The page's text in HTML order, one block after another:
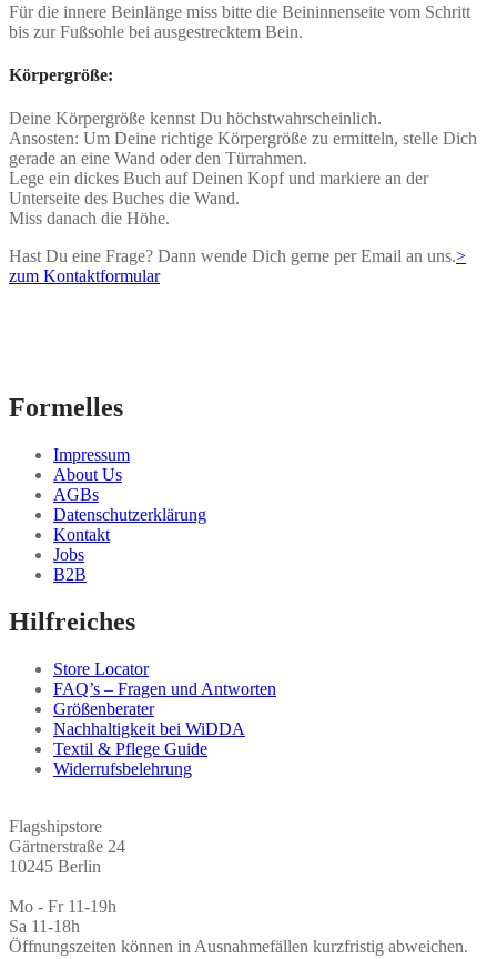
Für die innere Beinlänge miss bitte die Beininnenseite vom Schritt
bis zur Fußsohle bei ausgestrecktem Bein.
Körpergröße:
Deine Körpergröße kennst Du höchstwahrscheinlich.
Ansosten: Um Deine richtige Körpergröße zu ermitteln, stelle Dich
gerade an eine Wand oder den Türrahmen.
Lege ein dickes Buch auf Deinen Kopf und markiere an der
Unterseite des Buches die Wand.
Miss danach die Höhe.
Hast Du eine Frage? Dann wende Dich gerne per Email an uns.>
zum Kontaktformular
Formelles
Impressum
About Us
AGBs
Datenschutzerklärung
Kontakt
Jobs
B2B
Hilfreiches
Store Locator
FAQ’s – Fragen und Antworten
Größenberater
Nachhaltigkeit bei WiDDA
Textil & Pflege Guide
Widerrufsbelehrung
Flagshipstore
Gärtnerstraße 24
10245 Berlin
Mo - Fr 11-19h
Sa 11-18h
Öffnungszeiten können in Ausnahmefällen kurzfristig abweichen.